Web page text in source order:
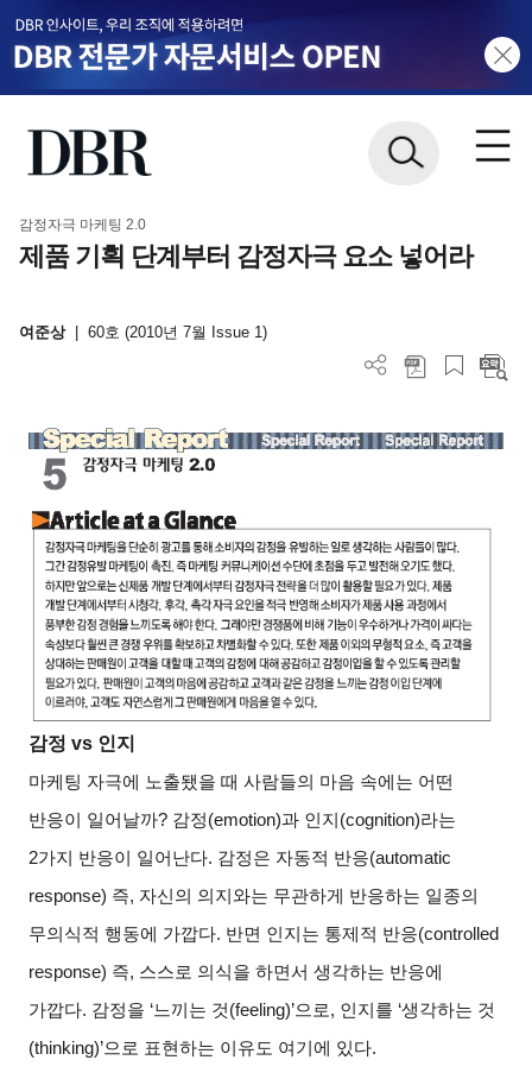
감정자극 마케팅 2.0
제품 기획 단계부터 감정자극 요소 넣어라
여준상 60호 (2010년 7월 Issue 1)
감정 vs 인지
마케팅 자극에 노출됐을 때 사람들의 마음 속에는 어떤
반응이 일어날까? 감정(emotion)과 인지(cognition)라는
2가지 반응이 일어난다. 감정은 자동적 반응(automatic
response) 즉, 자신의 의지와는 무관하게 반응하는 일종의
무의식적 행동에 가깝다. 반면 인지는 통제적 반응(controlled
response) 즉, 스스로 의식을 하면서 생각하는 반응에
가깝다. 감정을 ‘느끼는 것(feeling)’으로, 인지를 ‘생각하는 것
(thinking)’으로 표현하는 이유도 여기에 있다.